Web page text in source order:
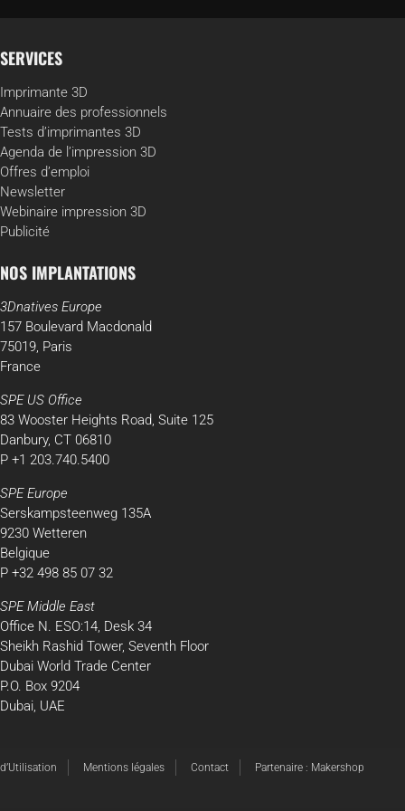
SERVICES
Imprimante 3D
Annuaire des professionnels
Tests d’imprimantes 3D
Agenda de l’impression 3D
Offres d’emploi
Newsletter
Webinaire impression 3D
Publicité
NOS IMPLANTATIONS
3Dnatives Europe
157 Boulevard Macdonald
75019, Paris
France
SPE US Office
83 Wooster Heights Road, Suite 125
Danbury, CT 06810
P +1 203.740.5400
SPE Europe
Serskampsteenweg 135A
9230 Wetteren
Belgique
P +32 498 85 07 32
SPE Middle East
Office N. ESO:14, Desk 34
Sheikh Rashid Tower, Seventh Floor
Dubai World Trade Center
P.O. Box 9204
Dubai, UAE
Mentions légales Contact Partenaire : Makershop